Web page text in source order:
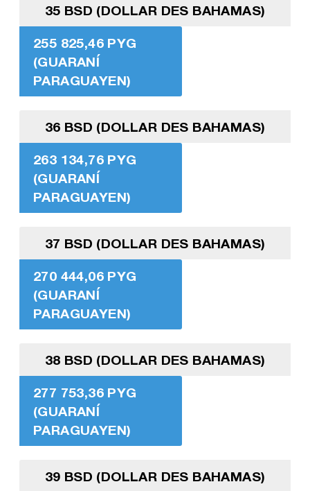
35 BSD (DOLLAR DES BAHAMAS)
255 825,46 PYG
(GUARANÍ
PARAGUAYEN)
36 BSD (DOLLAR DES BAHAMAS)
263 134,76 PYG
(GUARANÍ
PARAGUAYEN)
37 BSD (DOLLAR DES BAHAMAS)
270 444,06 PYG
(GUARANÍ
PARAGUAYEN)
38 BSD (DOLLAR DES BAHAMAS)
277 753,36 PYG
(GUARANÍ
PARAGUAYEN)
39 BSD (DOLLAR DES BAHAMAS)